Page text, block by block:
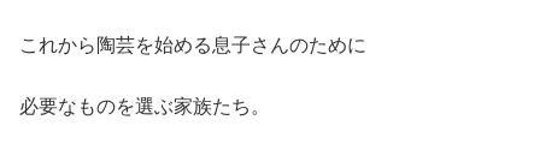
これから陶芸を始める息子さんのために
必要なものを選ぶ家族たち。